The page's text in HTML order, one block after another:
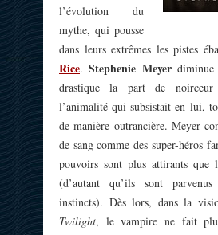
l’évolution du
mythe, qui pousse
dans leurs extrêmes les pistes
Rice.Stephenie Meyerdiminue
drastique la part de
l’animalité qui subsistait en lui,
de manière outrancière. Meyer
de sang comme des super-héros
pouvoirs sont plus attirants que
(d’autant qu’ils sont
instincts). Dès lors, dans la
Twilight, le vampire ne fait